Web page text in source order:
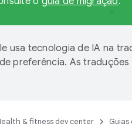
usa tecnologia de IA na
preferência. As traduções
& fitness dev center Guias